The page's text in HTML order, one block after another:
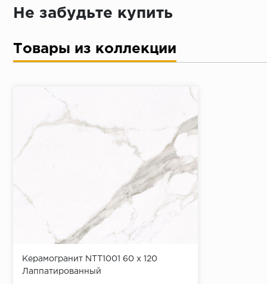
Не забудьте купить
Товары из коллекции
Керамогранит NTT1001 60 x 120
Лаппатированный